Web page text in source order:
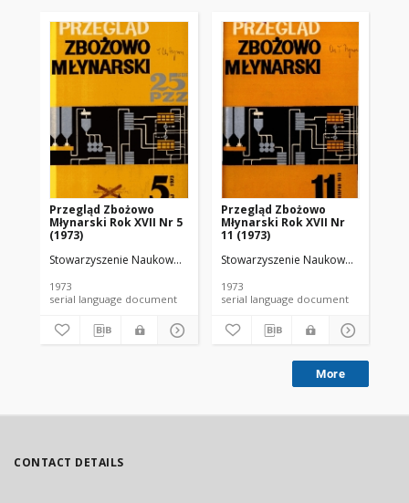
Przegląd Zbożowo
Młynarski Rok XVII Nr 5
(1973)
Stowarzyszenie Naukowo-Techniczne Inżynierów i Techników
1973
serial language document
Przegląd Zbożowo
Młynarski Rok XVII Nr
11 (1973)
Stowarzyszenie Naukowo-
1973
serial language document
More
CONTACT DETAILS